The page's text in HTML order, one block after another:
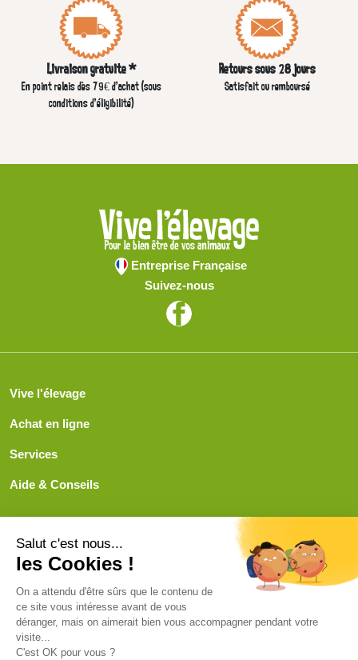
Livraison gratuite *
En point relais dès 79€ d’achat (sous
conditions d'éligibilité)
Retours sous 28 jours
Satisfait ou remboursé
Entreprise Française
Suivez-nous
Vive l'élevage
Achat en ligne
Services
Aide & Conseils
© ViveLelevage 2026